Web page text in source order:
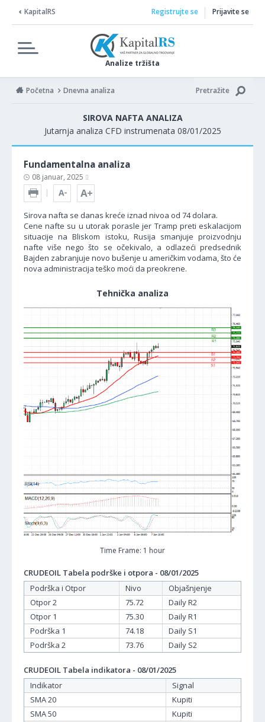
KapitalRS
Analize tržišta
Registrujte se Prijavite se
Početna Dnevna analiza Pretražite
SIROVA NAFTA ANALIZA
Jutarnja analiza CFD instrumenata 08/01/2025
Fundamentalna analiza
08 januar, 2025
Sirova nafta se danas kreće iznad nivoa od 74 dolara.
Cene nafte su u utorak porasle jer Tramp preti eskalacijom
situacije na Bliskom istoku, Rusija smanjuje proizvodnju
nafte više nego što se očekivalo, a odlazeći predsednik
Bajden zabranjuje novo bušenje u američkim vodama, što će
nova administracija teško moći da preokrene.
Tehnička analiza
Time Frame: 1 hour
CRUDEOIL Tabela podrške i otpora - 08/01/2025
Podrška i Otpor
Nivo
Objašnjenje
Otpor 2
75.72
Daily R2
Otpor 1
75.30
Daily R1
Podrška 1
74.18
Daily S1
Podrška 2
73.76 Daily S2
CRUDEOIL Tabela indikatora - 08/01/2025
Indikator
Signal
SMA 20
Kupiti
SMA 50
Kupiti